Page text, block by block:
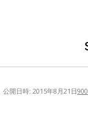
公開日時: 2015年8月21日